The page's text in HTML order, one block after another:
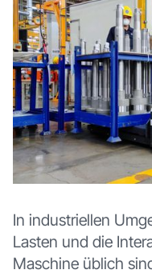
In industriellen
Lasten und die
Maschine üblich